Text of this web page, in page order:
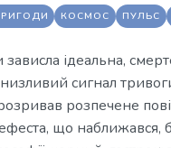
КОСМОС ПУЛЬС
ідеальна,
сигнал
розпечене
що наближався,